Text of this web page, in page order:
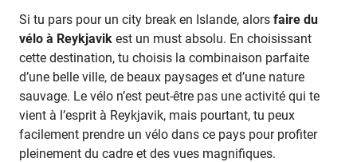
Si tu pars pour un city break en Islande, alors faire du
vélo à Reykjavik est un must absolu. En choisissant
cette destination, tu choisis la combinaison parfaite
d’une belle ville, de beaux paysages et d’une nature
sauvage. Le vélo n’est peut-être pas une activité qui te
vient à l’esprit à Reykjavik, mais pourtant, tu peux
facilement prendre un vélo dans ce pays pour profiter
pleinement du cadre et des vues magnifiques.